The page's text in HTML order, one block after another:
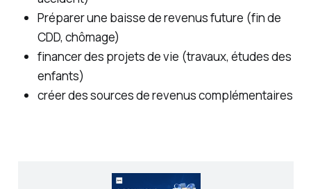
Préparer une baisse de revenus future (fin de
CDD, chômage)
financer des projets de vie (travaux, études des
enfants)
créer des sources de revenus complémentaires